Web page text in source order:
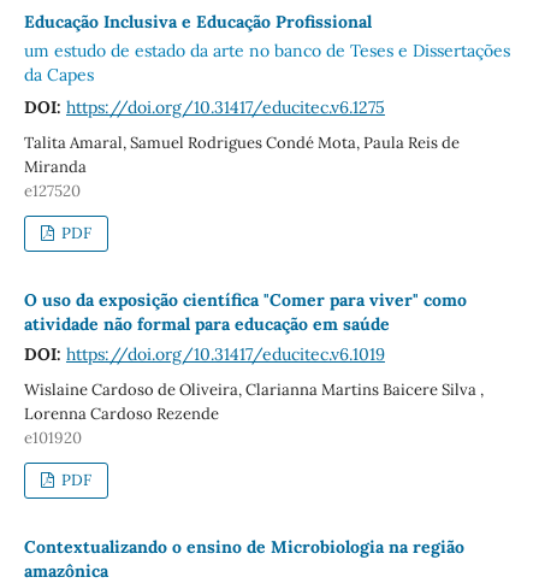
Educação Inclusiva e Educação Profissional
um estudo de estado da arte no banco de Teses e Dissertações
da Capes
DOI: https://doi.org/10.31417/educitec.v6.1275
Talita Amaral, Samuel Rodrigues Condé Mota, Paula Reis de
Miranda
e127520
PDF
O uso da exposição científica "Comer para viver" como
atividade não formal para educação em saúde
DOI: https://doi.org/10.31417/educitec.v6.1019
Wislaine Cardoso de Oliveira, Clarianna Martins Baicere Silva ,
Lorenna Cardoso Rezende
e101920
PDF
Contextualizando o ensino de Microbiologia na região
amazônica